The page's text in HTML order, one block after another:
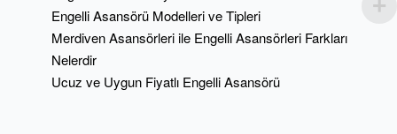
Engelli Asansörü Modelleri ve Tipleri
Merdiven Asansörleri ile Engelli Asansörleri Farkları
Nelerdir
Ucuz ve Uygun Fiyatlı Engelli Asansörü